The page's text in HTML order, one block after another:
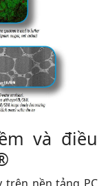
và điều